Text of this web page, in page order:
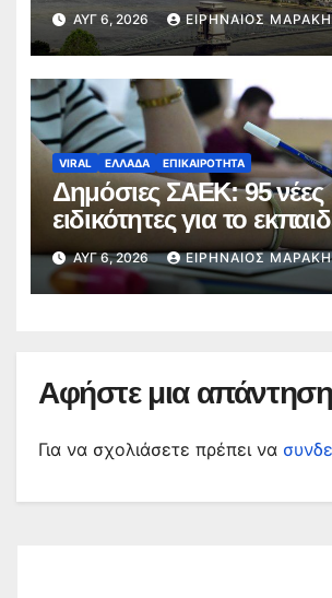
καύσωνα και
ΑΥΓ 6, 2026 ΕΙΡΗΝΑΊΟΣ
VIRAL ΕΛΛΑΔΑ ΕΠΙΚΑΙΡΟΤΗΤΑ
Δημόσιες ΣΑΕΚ: 95 νέες
ειδικότητες για το
έτος 2026-2027
ΑΥΓ 6, 2026 ΕΙΡΗΝΑΊΟΣ
Αφήστε μια απάντηση
Για να σχολιάσετε πρέπει να